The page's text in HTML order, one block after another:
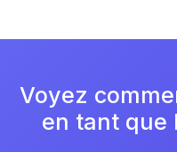
Voyez
en tant que